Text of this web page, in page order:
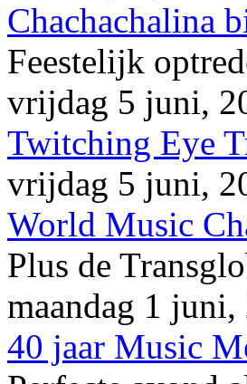
Chachachalina
Feestelijk
vrijdag 5 juni,
Twitching Eye
vrijdag 5 juni,
World Music
Plus de
maandag 1 juni,
40 jaar Music